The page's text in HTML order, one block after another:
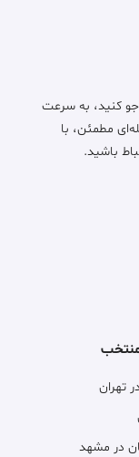
کنید، به سرعت
مطمئن، با
باشید.
تهران
در مشهد